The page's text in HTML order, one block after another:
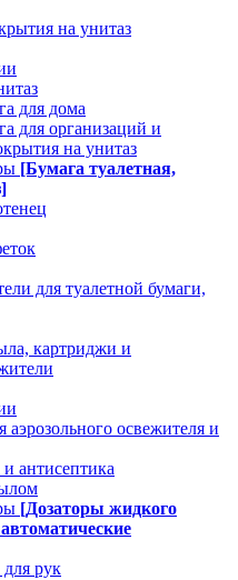
на унитаз
для дома
для организаций и
на унитаз
[Бумага туалетная,
для туалетной бумаги,
картриджи и
аэрозольного освежителя и
антисептика
[Дозаторы жидкого
рук